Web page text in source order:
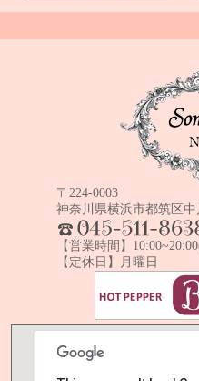
〒224-0003
神奈川県横浜市都筑区
【営業時間】
【定休日】月曜日